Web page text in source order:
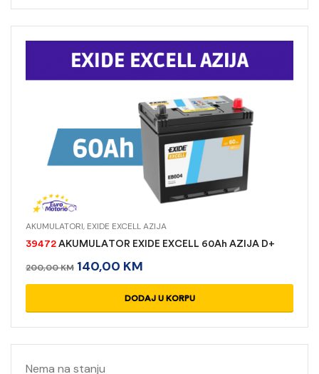
AKUMULATORI, EXIDE EXCELL AZIJA
39472 AKUMULATOR EXIDE EXCELL 60Ah AZIJA D+
200,00KM 140,00 KM
DODAJ U KORPU
Nema na stanju